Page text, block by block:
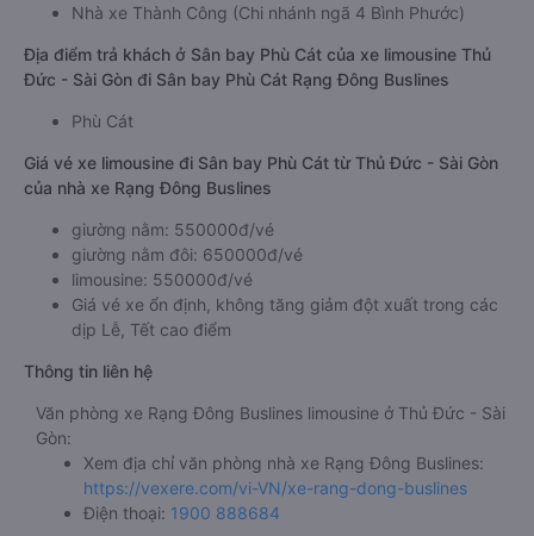
Nhà xe Thành Công (Chi nhánh ngã 4 Bình Phước)
Địa điểm trả khách ở Sân bay Phù Cát của xe limousine Thủ
Đức - Sài Gòn đi Sân bay Phù Cát Rạng Đông Buslines
Phù Cát
Giá vé xe limousine đi Sân bay Phù Cát từ Thủ Đức - Sài Gòn
của nhà xe Rạng Đông Buslines
giường nằm: 550000đ/vé
giường nằm đôi: 650000đ/vé
limousine: 550000đ/vé
Giá vé xe ổn định, không tăng giảm đột xuất trong các
dịp Lễ, Tết cao điểm
Thông tin liên hệ
Văn phòng xe Rạng Đông Buslines limousine ở Thủ Đức - Sài
Gòn:
Xem địa chỉ văn phòng nhà xe Rạng Đông Buslines:
https://vexere.com/vi-VN/xe-rang-dong-buslines
Điện thoại: 1900 888684